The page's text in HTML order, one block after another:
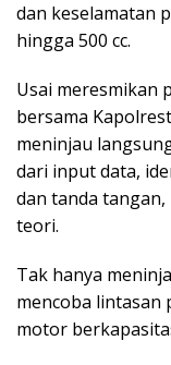
dan keselamatan
hingga 500 cc.
Usai meresmikan
bersama
meninjau
dari input data,
dan tanda
teori.
Tak hanya
mencoba
motor